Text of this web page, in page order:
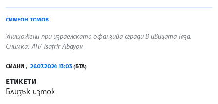
СИМЕОН ТОМОВ
Унищожени при израелската офанзива сгради в ивицата Газа.
Снимка: АП/ Tsafrir Abayov
СИДНИ , 26.07.2024 13:03 (БТА)
ЕТИКЕТИ
Близък изток